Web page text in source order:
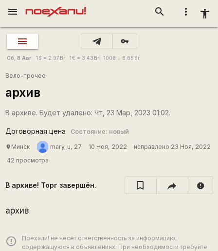
more_vert accessibility_new
search
menu
vpn_key
Сб, 8 Авг 1 $ = 2.97 Br 1€ = 3.43 Br 100₴ = 6.65 Br
Вело-прочее
архив
В архиве. Будет удалено: Чт, 23 Мар, 2023 01:02.
Договорная цена Состояние: новый
place Минск mary_u, 27 10 Ноя, 2022
исправлено 23 Ноя, 2022
42 просмотра
В архиве! Торг завершён. report
архив
error_outline
Поехали! не несёт ответственность за информацию,
содержащуюся в объявлениях. При необходимости требуйте